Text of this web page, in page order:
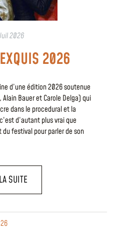
2026
2026
d’une édition 2026 soutenue
Bauer et Carole Delga) qui
dans le procedural et la
d’autant plus vrai que
festival pour parler de son
SUITE